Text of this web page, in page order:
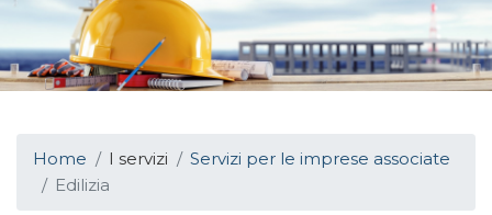
Home I servizi
Servizi per le imprese associate
Edilizia